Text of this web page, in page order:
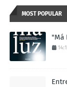
MOST POPULAR
"Má